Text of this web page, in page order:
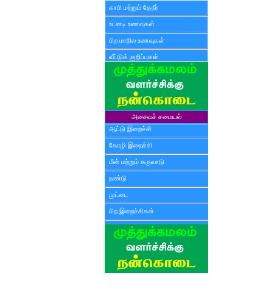
காபி மற்றும் தேநீர்
உடனடி உணவுகள்
பிற மாநில உணவுகள்
வீட்டுக் குறிப்புகள்
அசைவச் சமையல்
ஆட்டு இறைச்சி
கோழி இறைச்சி
மீன் மற்றும் கருவாடு
நண்டு
முட்டை
பிற இறைச்சிகள்